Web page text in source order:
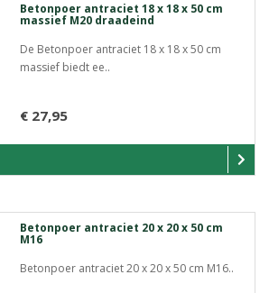
Betonpoer antraciet 18 x 18 x 50 cm
massief M20 draadeind
De Betonpoer antraciet 18 x 18 x 50 cm
massief biedt ee..
€ 27,95
Betonpoer antraciet 20 x 20 x 50 cm
M16
Betonpoer antraciet 20 x 20 x 50 cm M16..